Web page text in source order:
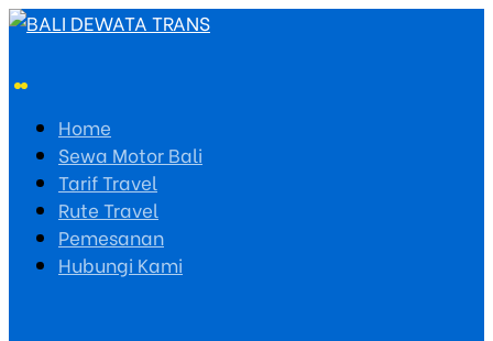
Home
Sewa Motor Bali
Tarif Travel
Rute Travel
Pemesanan
Hubungi Kami